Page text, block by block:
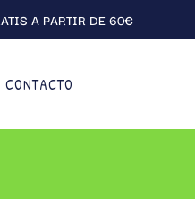
A PARTIR DE 60€
CONTACTO